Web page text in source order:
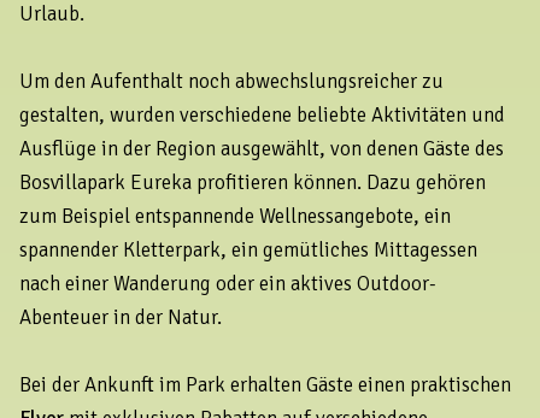
Urlaub.
Um den Aufenthalt noch abwechslungsreicher zu
gestalten, wurden verschiedene beliebte Aktivitäten und
Ausflüge in der Region ausgewählt, von denen Gäste des
Bosvillapark Eureka profitieren können. Dazu gehören
zum Beispiel entspannende Wellnessangebote, ein
spannender Kletterpark, ein gemütliches Mittagessen
nach einer Wanderung oder ein aktives Outdoor-
Abenteuer in der Natur.
Bei der Ankunft im Park erhalten Gäste einen praktischen